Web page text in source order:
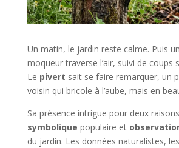
Un matin, le jardin reste calme. Puis
moqueur traverse l’air, suivi de coups
Le pivert sait se faire remarquer, un
voisin qui bricole à l’aube, mais en
Sa présence intrigue pour deux
symbolique populaire et
du jardin. Les données naturalistes,